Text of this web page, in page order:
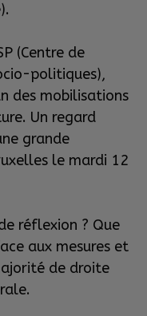
(Centre de
politiques),
des mobilisations
Un regard
grande
le mardi 12
réflexion ? Que
aux mesures et
de droite